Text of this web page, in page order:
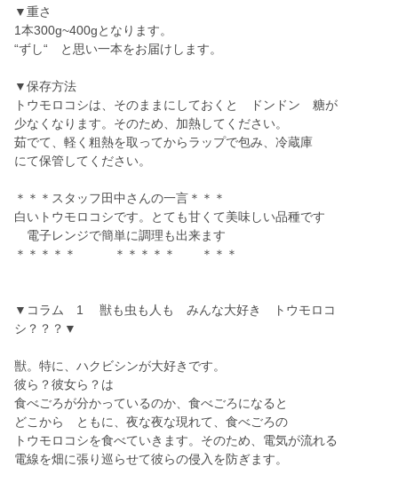
▼重さ
1本300g~400gとなります。
“ずし“ と思い一本をお届けします。
▼保存方法
トウモロコシは、そのままにしておくと ドンドン 糖が
少なくなります。そのため、加熱してください。
茹でて、軽く粗熱を取ってからラップで包み、冷蔵庫
にて保管してください。
＊＊＊スタッフ田中さんの一言＊＊＊
白いトウモロコシです。とても甘くて美味しい品種です
電子レンジで簡単に調理も出来ます
＊＊＊＊＊ ＊＊＊＊＊ ＊＊＊
▼コラム 1 獣も虫も人も みんな大好き トウモロコ
シ？？？▼
獣。特に、ハクビシンが大好きです。
彼ら？彼女ら？は
食べごろが分かっているのか、食べごろになると
どこから ともに、夜な夜な現れて、食べごろの
トウモロコシを食べていきます。そのため、電気が流れる
電線を畑に張り巡らせて彼らの侵入を防ぎます。